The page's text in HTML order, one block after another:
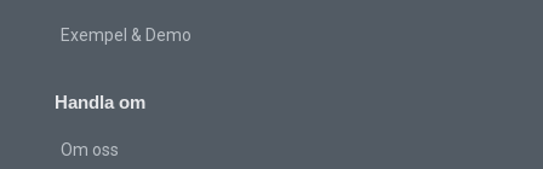
Exempel & Demo
Handla om
Om oss